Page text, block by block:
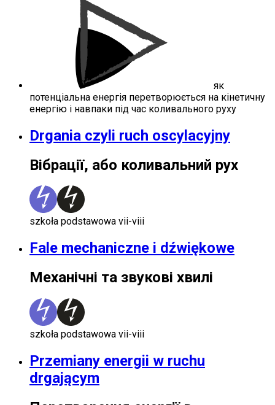
як
потенціальна енергія перетворюється на кінетичну
енергію і навпаки під час коливального руху
Drgania czyli ruch oscylacyjny
Вібрації, або коливальний рух
szkoła podstawowa vii-viii
Fale mechaniczne i dźwiękowe
Механічні та звукові хвилі
szkoła podstawowa vii-viii
Przemiany energii w ruchu
drgającym